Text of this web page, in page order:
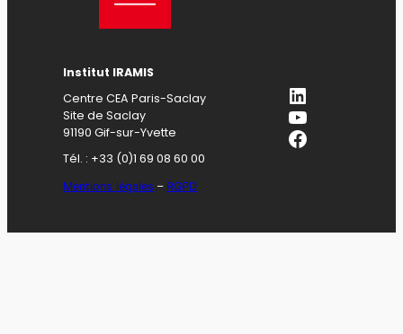
Institut IRAMIS
Centre CEA Paris-Saclay
Site de Saclay
91190 Gif-sur-Yvette
Tél. : +33 (0)1 69 08 60 00
Mentions légales – RGPD
LinkedIn
YouTube
Facebook